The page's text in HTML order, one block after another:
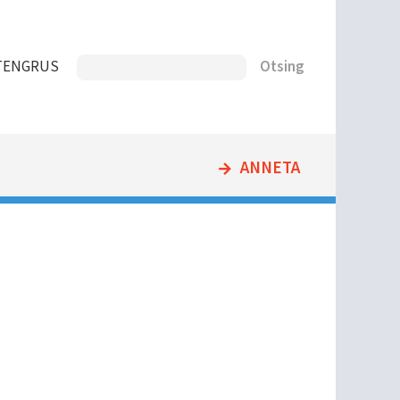
ENGRUS
ANNETA